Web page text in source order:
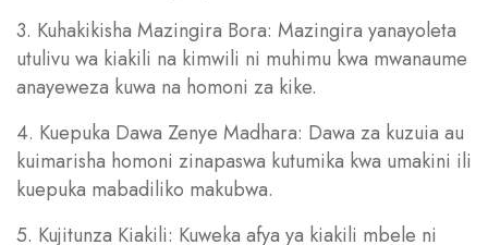
3. Kuhakikisha Mazingira Bora: Mazingira yanayoleta
utulivu wa kiakili na kimwili ni muhimu kwa mwanaume
anayeweza kuwa na homoni za kike.
4. Kuepuka Dawa Zenye Madhara: Dawa za kuzuia au
kuimarisha homoni zinapaswa kutumika kwa umakini ili
kuepuka mabadiliko makubwa.
5. Kujitunza Kiakili: Kuweka afya ya kiakili mbele ni